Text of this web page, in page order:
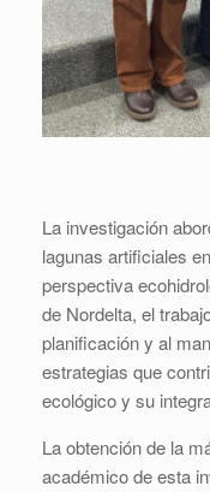
La investigación
lagunas artificiales
perspectiva
de Nordelta, el
planificación y al
estrategias que
ecológico y su
La obtención de la
académico de esta